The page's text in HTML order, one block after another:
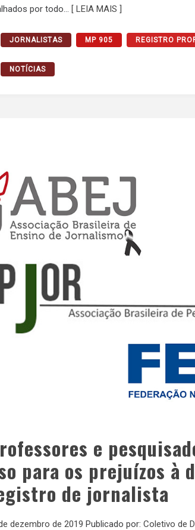
por todo… [ LEIA MAIS ]
JORNALISTAS MP 905 REGISTRO
NOTÍCIAS
e
para os prejuízos à
de jornalista
dezembro de 2019 Publicado por: Coletivo de